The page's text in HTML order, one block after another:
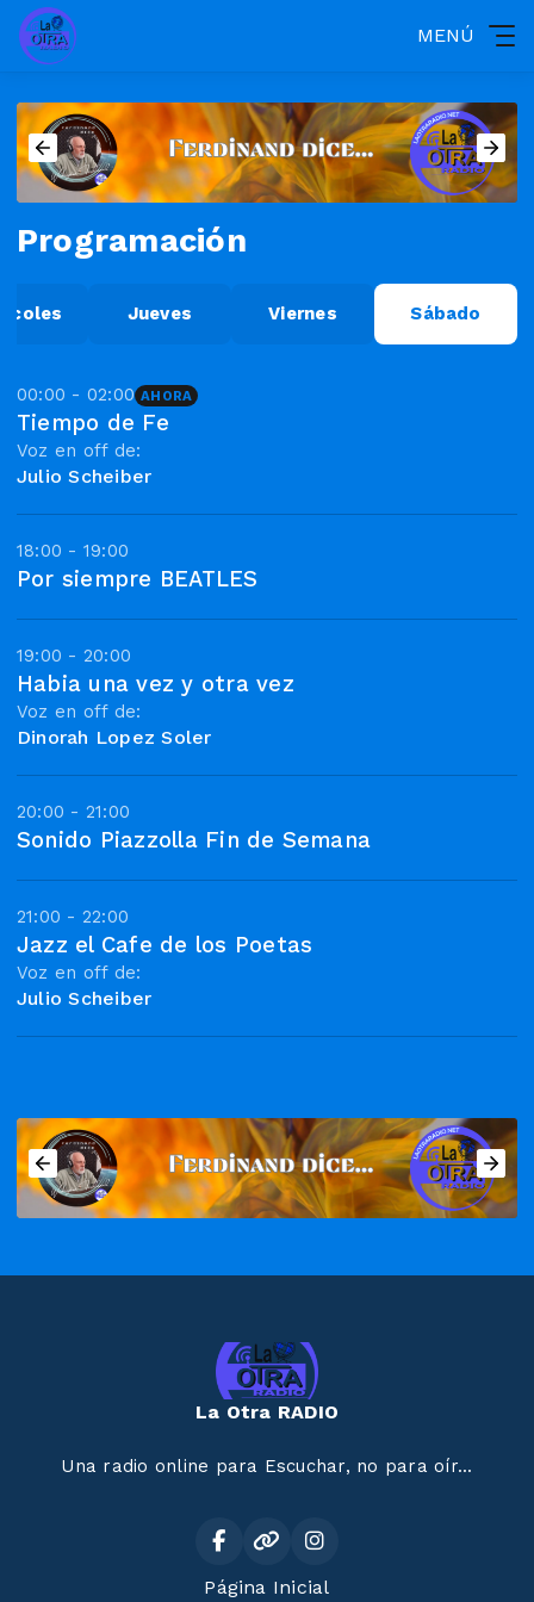
MENÚ
Programación
Jueves Viernes Sábado
00:00 - 02:00 AHORA
Tiempo de Fe
Voz en off de:
Julio Scheiber
18:00 - 19:00
Por siempre BEATLES
19:00 - 20:00
Habia una vez y otra vez
Voz en off de:
Dinorah Lopez Soler
20:00 - 21:00
Sonido Piazzolla Fin de Semana
21:00 - 22:00
Jazz el Cafe de los Poetas
Voz en off de:
Julio Scheiber
La Otra RADIO
Una radio online para Escuchar, no para oír...
Página Inicial